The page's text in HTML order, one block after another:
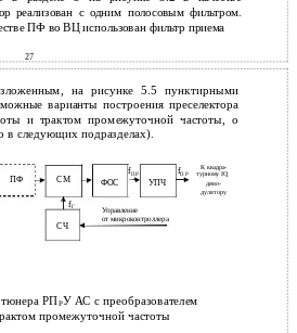
реализован с одним полосовым фильтром.
ПФ во ВЦ использован фильтр приема
27
на рисунке 5.5 пунктирными
варианты построения преселектора
и трактом промежуточной частоты, о
в следующих подразделах).
ПФ СМ
fГ
СЧ
fПР fПР
К квадра-
УПЧ
турному IQ
ФОС
демо-
дулятору
Управление
от микроконтроллера
тюнера РПРУ АС с преобразователем
промежуточной частоты